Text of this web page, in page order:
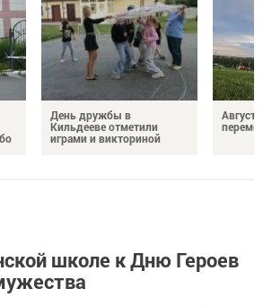
День дружбы в
Кильдееве отметили
играми и викториной
Август
школе к Дню Героев